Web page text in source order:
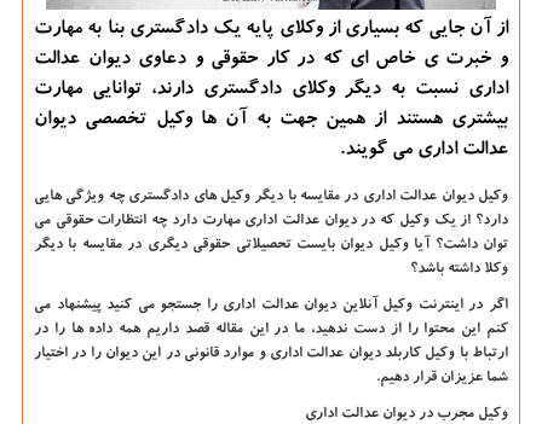
از آن جایی که بسیاری از وکلای پایه یک دادگستری بنا به مهارت
و خبرت ی خاص ای که در کار حقوقی و دعاوی دیوان عدالت
اداری نسبت به دیگر وکلای دادگستری دارند، توانایی مهارت
بیشتری هستند از همین جهت به آن ها وکیل تخصصی دیوان
عدالت اداری می گویند.
وکیل دیوان عدالت اداری در مقایسه با دیگر وکیل های دادگستری چه ویژگی هایی
دارد؟ از یک وکیل که در دیوان عدالت اداری مهارت دارد چه انتظارات حقوقی می
توان داشت؟ آیا وکیل دیوان بایست تحصیلاتی حقوقی دیگری در مقایسه با دیگر
وکلا داشته باشد؟
اگر در اینترنت وکیل آنلاین دیوان عدالت اداری را جستجو می کنید پیشنهاد می
کنم این محتوا را از دست ندهید، ما در این مقاله قصد داریم همه داده ها را در
ارتباط با وکیل کاربلد دیوان عدالت اداری و موارد قانونی در این دیوان را در اختیار
شما عزیزان قرار دهیم.
وکیل مجرب در دیوان عدالت اداری